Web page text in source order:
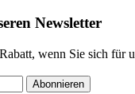
Newsletter
wenn Sie sich für
Abonnieren